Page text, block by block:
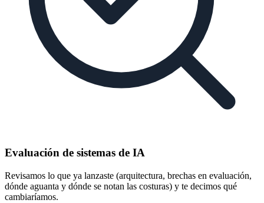
Evaluación de sistemas de IA
Revisamos lo que ya lanzaste (arquitectura, brechas en evaluación,
dónde aguanta y dónde se notan las costuras) y te decimos qué
cambiaríamos.